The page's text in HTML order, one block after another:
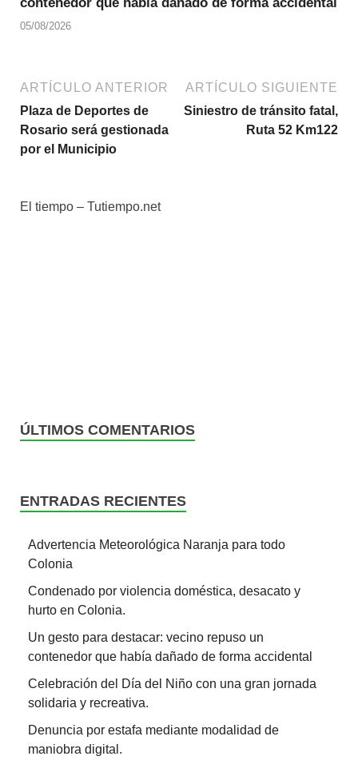
05/08/2026
ARTÍCULO ANTERIOR
Plaza de Deportes de
Rosario será gestionada
por el Municipio
ARTÍCULO SIGUIENTE
Siniestro de tránsito fatal,
Ruta 52 Km122
El tiempo – Tutiempo.net
ÚLTIMOS COMENTARIOS
ENTRADAS RECIENTES
Advertencia Meteorológica Naranja para todo
Colonia
Condenado por violencia doméstica, desacato y
hurto en Colonia.
Un gesto para destacar: vecino repuso un
contenedor que había dañado de forma accidental
Celebración del Día del Niño con una gran jornada
solidaria y recreativa.
Denuncia por estafa mediante modalidad de
maniobra digital.